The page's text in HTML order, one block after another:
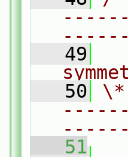
   49
   50
   51